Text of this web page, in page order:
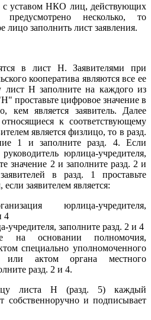
с уставом НКО лиц, действующих
предусмотрено несколько, то
лицо заполнить лист заявления.
в лист Н. Заявителями при
кооператива являются все ее
лист Н заполните на каждого из
проставьте цифровое значение в
кем является заявитель. Далее
к соответствующему
является физлицо, то в разд.
1 и заполните разд. 4. Если
руководитель юрлица-учредителя,
значение 2 и заполните разд. 2 и
в разд. 1 проставьте
заявителем является:
юрлица-учредителя,
4
заполните разд. 2 и 4
на основании полномочия,
специально уполномоченного
актом органа местного
разд. 2 и 4.
листа Н (разд. 5) каждый
собственноручно и подписывает